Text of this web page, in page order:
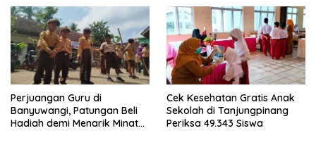
Perjuangan Guru di
Banyuwangi, Patungan Beli
Hadiah demi Menarik Minat
Cek Kesehatan Gratis Anak
Sekolah di Tanjungpinang
Periksa 49.343 Siswa